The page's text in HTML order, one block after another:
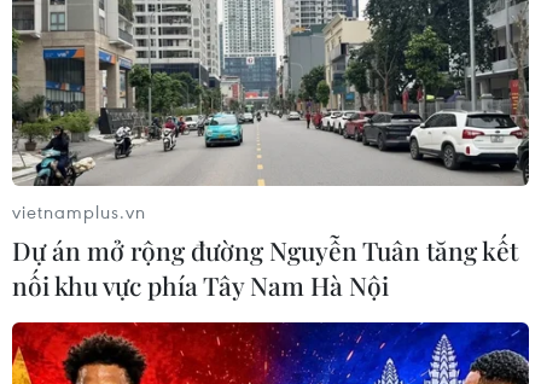
vietnamplus.vn
Dự án mở rộng đường Nguyễn Tuân tăng kết
nối khu vực phía Tây Nam Hà Nội